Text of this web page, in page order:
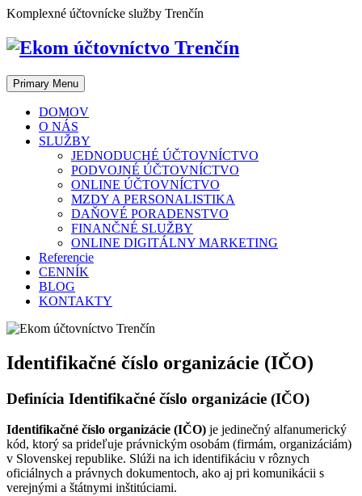
Skip
content
Komplexné účtovnícke služby Trenčín
Primary Menu
DOMOV
O NÁS
SLUŽBY
JEDNODUCHÉ ÚČTOVNÍCTVO
PODVOJNÉ ÚČTOVNÍCTVO
ONLINE ÚČTOVNÍCTVO
MZDY A PERSONALISTIKA
DAŇOVÉ PORADENSTVO
FINANČNÉ SLUŽBY
ONLINE DIGITÁLNY MARKETING
Referencie
CENNÍK
BLOG
KONTAKTY
Identifikačné číslo organizácie (IČO)
Definícia Identifikačné číslo organizácie (IČO)
Identifikačné číslo organizácie (IČO) je jedinečný alfanumerický
kód, ktorý sa prideľuje právnickým osobám (firmám, organizáciám)
v Slovenskej republike. Slúži na ich identifikáciu v rôznych
oficiálnych a právnych dokumentoch, ako aj pri komunikácii s
verejnými a štátnymi inštitúciami.